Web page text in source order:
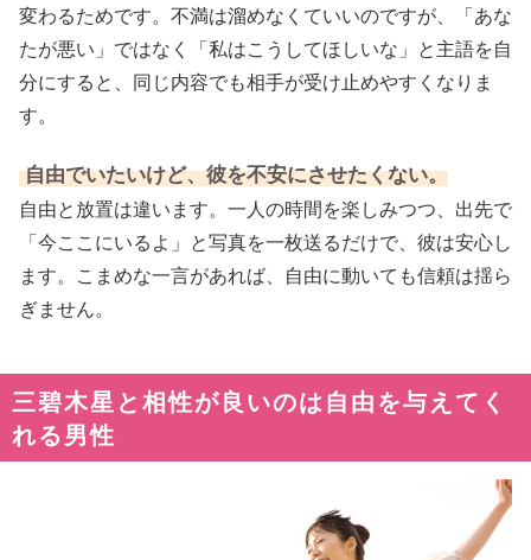
変わるためです。不満は溜めなくていいのですが、「あな
たが悪い」ではなく「私はこうしてほしいな」と主語を自
分にすると、同じ内容でも相手が受け止めやすくなりま
す。
自由でいたいけど、彼を不安にさせたくない。
自由と放置は違います。一人の時間を楽しみつつ、出先で
「今ここにいるよ」と写真を一枚送るだけで、彼は安心し
ます。こまめな一言があれば、自由に動いても信頼は揺ら
ぎません。
三碧木星と相性が良いのは自由を与えてく
れる男性